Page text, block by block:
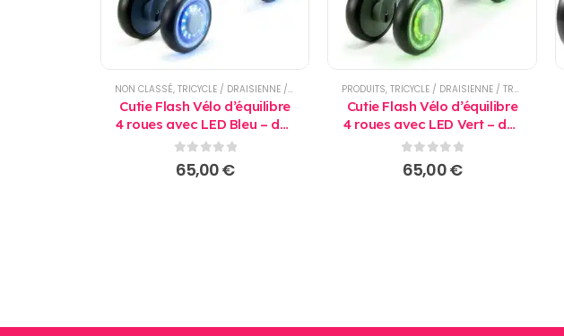
NON CLASSÉ, TRICYCLE / DRAISIENNE / TROTTINETTE
Cutie Flash Vélo d’équilibre
4 roues avec LED Bleu – dès
12 mois - Kinderkraft
0sur 5
65,00€
PRODUITS,TRICYCLE / DRAISIENNE / TROTTINETTE
Cutie Flash Vélo d’équilibre
4 roues avec LED Vert – dès
12 mois - Kinderkraft
0sur 5
65,00€